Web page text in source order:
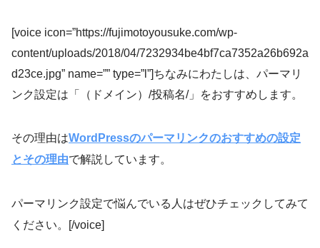
[voice icon=”https://fujimotoyousuke.com/wp-
content/uploads/2018/04/7232934be4bf7ca7352a26b692a
d23ce.jpg” name=”” type=”l”]ちなみにわたしは、パーマリ
ンク設定は「（ドメイン）/投稿名/」をおすすめします。
その理由はWordPressのパーマリンクのおすすめの設定
とその理由で解説しています。
パーマリンク設定で悩んでいる人はぜひチェックしてみて
ください。[/voice]